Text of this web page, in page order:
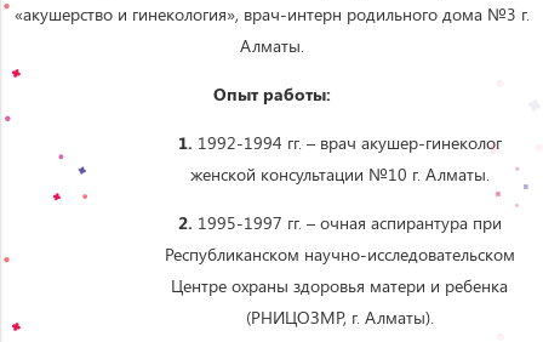
«акушерствои гинекология», врач-интерн родильного дома №3 г.
Алматы
Опыт работы:
1. 1992-1994 гг. – врач акушер-гинеколог
женской консультации №10 г. Алматы.
2. 1995-1997 гг. – очная аспирантура при
Республиканском научно-исследовательском
Центре охраны здоровья матери и ребенка
(РНИЦОЗМР, г. Алматы).